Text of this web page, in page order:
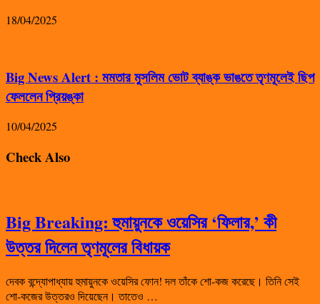
18/04/2025
Big News Alert : মমতার মুসলিম ভোট ব্যাঙ্ক ভাঙতে তৃণমূলেই ছিপ
ফেললেন প্রিয়ঙ্কা
10/04/2025
Check Also
Big Breaking: হুমায়ুনকে ওয়েসির ‘ফিলার,’ কী
উত্তর দিলেন তৃণমূলের বিধায়ক
দেবক বন্দ্যোপাধ্যায় হুমায়ুনকে ওয়েসির ফোন! দল তাঁকে শো-কজ করেছে। তিনি সেই
শো-কজের উত্তরও দিয়েছেন। তাতেও …